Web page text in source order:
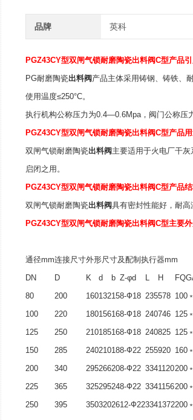
品牌 英科
PGZ43CY型双闸气锁耐磨陶瓷出料阀C型产品引
PG耐磨陶瓷出料阀 产品主体采用铸钢、铸铁、
使用温度≤250°C。
执行机构公称压力为0.4—0.6Mpa，阀门公称压
PGZ43CY型双闸气锁耐磨陶瓷出料阀C型产品用
双闸气锁耐磨陶瓷出料阀 主要适用于火电厂干
启闭之用。
PGZ43CY型双闸气锁耐磨陶瓷出料阀C型产品结
双闸气锁耐磨陶瓷出料阀具有密封性能好，耐
PGZ43CY型双闸气锁耐磨陶瓷出料阀C型主要外
通径mm连接尺寸外形尺寸及配制执行器mm
DN
D K d b Z-φd L H
80
200 160132158-Ф18 235578
100
220 180156168-Ф18 240746
125
250 210185168-Ф18 240825
150
285 240210188-Ф22 255920
200
340 295266208-Ф22 3341120
225
365 325295248-Ф22 3341156
250
395 3503202612-Ф223341372